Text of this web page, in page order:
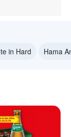
in Hard Hama